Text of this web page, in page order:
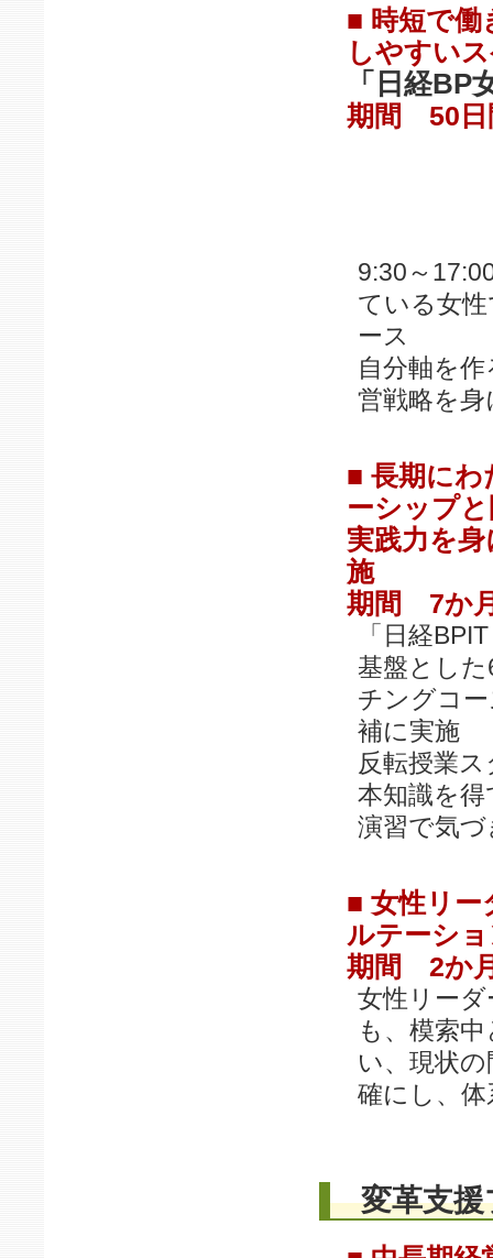
■ 時短で働
しやすい
「日経BP
期間 50日
9:30～
ている女
ース
自分軸を
営戦略を
■ 長期にわ
ーシップ
実践力を
施
期間 7か
「日経
基盤とし
チングコ
補に実施
反転授業
本知識を
演習で気
■ 女性リー
ルテーシ
期間 2か
女性リー
も、模索
い、現状
確にし、
変革支援